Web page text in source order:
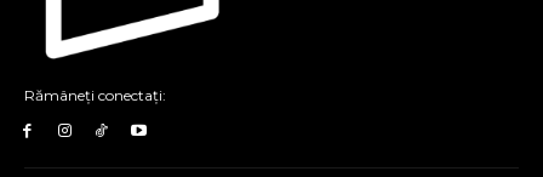
Rămâneți conectați: